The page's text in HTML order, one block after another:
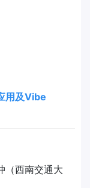
用及Vibe
（西南交通大